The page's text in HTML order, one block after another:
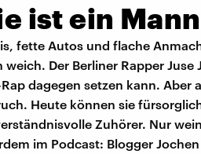
ist ein
fette Autos und flache
weich. Der Berliner Rapper
dagegen setzen kann. Aber
Heute können sie
Zuhörer. Nur
im Podcast: Blogger